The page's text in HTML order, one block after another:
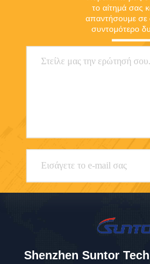
το αίτημά σας
απαντήσουμε σε
συντομότερο
Shenzhen Suntor